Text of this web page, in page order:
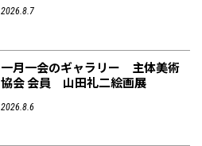
2026.8.7
一月一会のギャラリー 主体美術
協会 会員 山田礼二絵画展
2026.8.6